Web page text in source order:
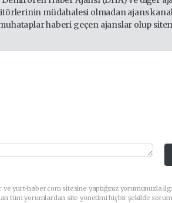
müdahalesi olmadan ajans
haberi geçen ajanslar olup
yurt-haber.com sitesine yaptığınız yorumunuzla
tüm yorumlardan site yönetimi hiçbir şekilde